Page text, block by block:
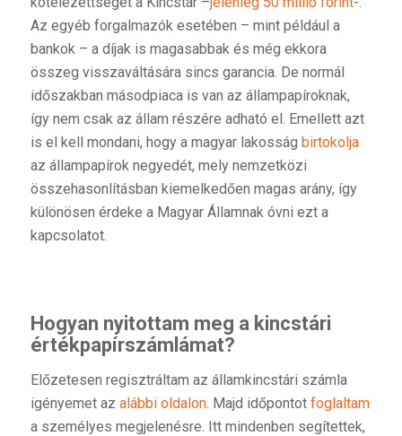
Az egyéb forgalmazók esetében – mint például a
bankok – a díjak is magasabbak és még ekkora
összeg visszaváltására sincs garancia. De normál
időszakban másodpiaca is van az állampapíroknak,
így nem csak az állam részére adható el. Emellett azt
is el kell mondani, hogy a magyar lakosság birtokolja
az állampapírok negyedét, mely nemzetközi
összehasonlításban kiemelkedően magas arány, így
különösen érdeke a Magyar Államnak óvni ezt a
kapcsolatot.
Hogyan nyitottam meg a kincstári
értékpapírszámlámat?
Előzetesen regisztráltam az államkincstári számla
igényemet az alábbi oldalon. Majd időpontot foglaltam
a személyes megjelenésre. Itt mindenben segítettek,